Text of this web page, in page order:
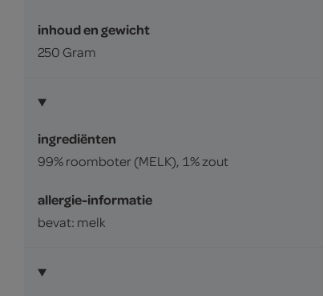
inhoud en gewicht
250 Gram
ingrediënten
99% roomboter (MELK), 1% zout
allergie-informatie
bevat: melk